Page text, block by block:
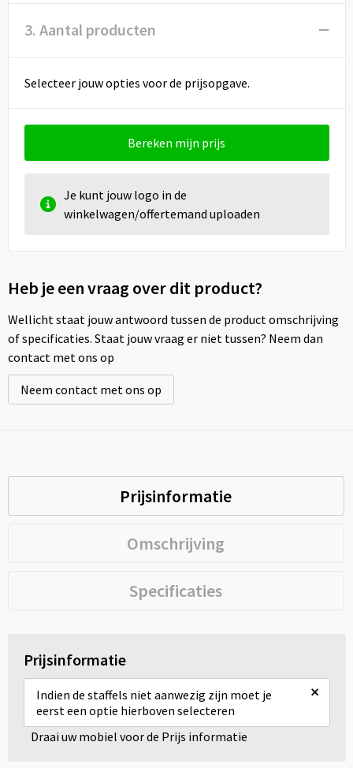
3. Aantal producten
Selecteer jouw opties voor de prijsopgave.
Bereken mijn prijs
Je kunt jouw logo in de
winkelwagen/offertemand uploaden
Heb je een vraag over dit product?
Wellicht staat jouw antwoord tussen de product omschrijving
of specificaties. Staat jouw vraag er niet tussen? Neem dan
contact met ons op
Neem contact met ons op
Prijsinformatie
Omschrijving
Specificaties
Prijsinformatie
Indien de staffels niet aanwezig zijn moet je
eerst een optie hierboven selecteren
×
Draai uw mobiel voor de Prijs informatie